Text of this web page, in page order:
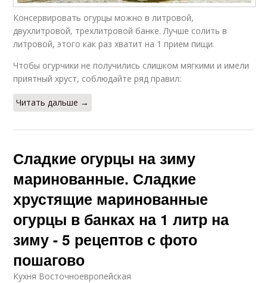
Консервировать огурцы можно в литровой,
двухлитровой, трехлитровой банке. Лучше солить в
литровой, этого как раз хватит на 1 прием пищи.
Чтобы огурчики не получились слишком мягкими и имели
приятный хруст, соблюдайте ряд правил:
Читать дальше →
Сладкие огурцы на зиму
маринованные. Сладкие
хрустящие маринованные
огурцы в банках на 1 литр на
зиму - 5 рецептов с фото
пошагово
Кухня Восточноевропейская